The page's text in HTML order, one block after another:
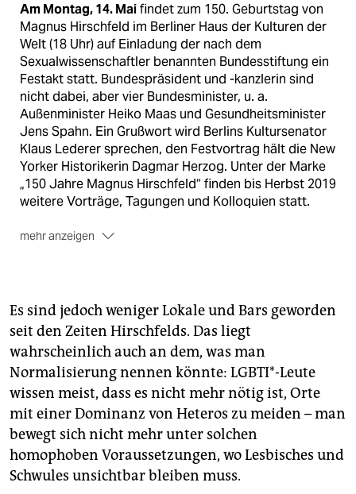
Am Montag, 14. Maifindet zum 150. Geburtstag von
Magnus Hirschfeld im Berliner Haus der Kulturen der
Welt (18 Uhr) auf Einladung der nach dem
Sexualwissenschaftler benannten Bundesstiftung ein
Festakt statt. Bundespräsident und -kanzlerin sind
nicht dabei, aber vier Bundesminister, u. a.
Außenminister Heiko Maas und Gesundheitsminister
Jens Spahn. Ein Grußwort wird Berlins Kultursenator
Klaus Lederer sprechen, den Festvortrag hält die New
Yorker Historikerin Dagmar Herzog. Unter der Marke
„150 Jahre Magnus Hirschfeld“ finden bis Herbst 2019
weitere Vorträge, Tagungen und Kolloquien statt.
mehr anzeigen
der Wanderausstellung zu Magnus Hirschfelds
Gästebuch aus dem französischen Exil.
ImMuseum der Dinge ist seit 2. Mai die Ausstellung
„Erotik der Dinge“ zu sehen, ein Projekt, an dem die
Forschungsstelle Kulturgeschichte der Sexualität an
der Humboldt-Uni maßgeblich Anteil hat:
Ausgangspunkt der (sexuellen) Spielzeuge und
Fetischobjekte sind die Sammlungen Hirschfelds,
Kinseys und der Kunstsammlerin Naomi Wilzig.
Am 19. Juliwird die offizielle Hirschfeld-Briefmarke
Es sind jedoch weniger Lokale und Bars geworden
seit den Zeiten Hirschfelds. Das liegt
wahrscheinlich auch an dem, was man
Normalisierung nennen könnte: LGBTI*-Leute
wissen meist, dass es nicht mehr nötig ist, Orte
mit einer Dominanz von Heteros zu meiden – man
bewegt sich nicht mehr unter solchen
homophoben Voraussetzungen, wo Lesbisches und
Schwules unsichtbar bleiben muss.